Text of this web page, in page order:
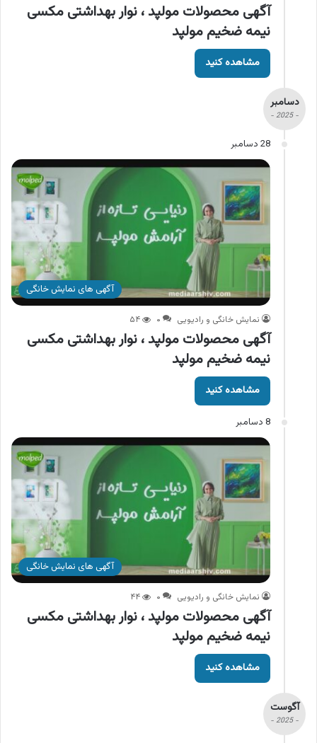
آگهی محصولات مولپد ، نوار بهداشتی مکسی
نیمه ضخیم مولپد
مشاهده کنید
دسامبر
- 2025 -
28 دسامبر
آگهی های نمایش خانگی
نمایش خانگی و رادیویی ۰ ۵۴
آگهی محصولات مولپد ، نوار بهداشتی مکسی
نیمه ضخیم مولپد
مشاهده کنید
8 دسامبر
آگهی های نمایش خانگی
نمایش خانگی و رادیویی ۰ ۴۴
آگهی محصولات مولپد ، نوار بهداشتی مکسی
نیمه ضخیم مولپد
مشاهده کنید
آگوست
- 2025 -